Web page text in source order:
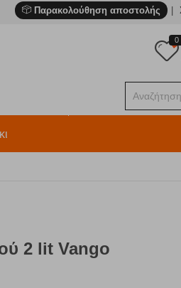
Παρακολούθηση αποστολής
0
2 lit Vango